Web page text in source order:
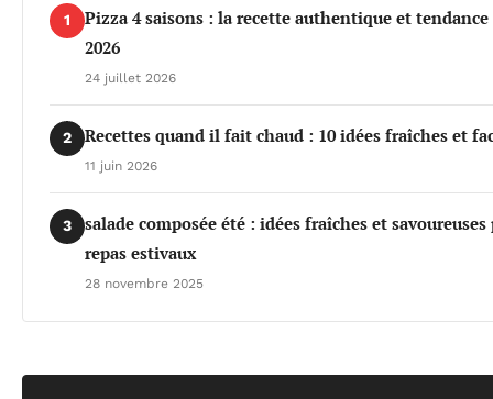
1
Pizza 4 saisons : la recette authentique et
2026
24 juillet 2026
2 Recettes quand il fait chaud : 10 idées fraîches et
11 juin 2026
3
salade composée été : idées fraîches et savoureuses
repas estivaux
28 novembre 2025